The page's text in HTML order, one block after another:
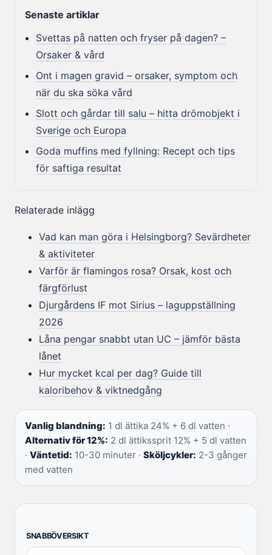
Senaste artiklar
Svettas på natten och fryser på dagen? –
Orsaker & vård
Ont i magen gravid – orsaker, symptom och
när du ska söka vård
Slott och gårdar till salu – hitta drömobjekt i
Sverige och Europa
Goda muffins med fyllning: Recept och tips
för saftiga resultat
Relaterade inlägg
Vad kan man göra i Helsingborg? Sevärdheter
& aktiviteter
Varför är flamingos rosa? Orsak, kost och
färgförlust
Djurgårdens IF mot Sirius – laguppställning
2026
Låna pengar snabbt utan UC – jämför bästa
lånet
Hur mycket kcal per dag? Guide till
kaloribehov & viktnedgång
Vanlig blandning: 1 dl ättika 24% + 6 dl vatten ·
Alternativ för 12%: 2 dl ättikssprit 12% + 5 dl vatten
· Väntetid: 10-30 minuter · Sköljcykler: 2-3 gånger
med vatten
SNABBÖVERSIKT